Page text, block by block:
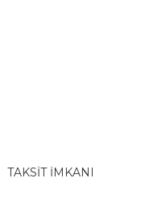
TAKSİT İMKANI